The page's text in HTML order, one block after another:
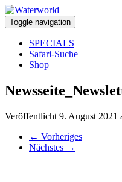
Toggle navigation
SPECIALS
Safari-Suche
Shop
Veröffentlicht 9. August 2021
← Vorheriges
Nächstes →